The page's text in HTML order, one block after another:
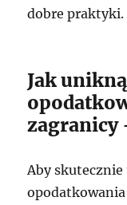
dobre praktyki.
Jak
zagranicy
Aby